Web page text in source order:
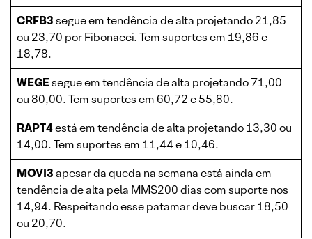
CRFB3segue em tendência de alta projetando 21,85
ou 23,70 por Fibonacci. Tem suportes em 19,86 e
18,78.
WEGEsegue em tendência de alta projetando 71,00
ou 80,00. Tem suportes em 60,72 e 55,80.
RAPT4está em tendência de alta projetando 13,30 ou
14,00. Tem suportes em 11,44 e 10,46.
MOVI3apesar da queda na semana está ainda em
tendência de alta pela MMS200 dias com suporte nos
14,94. Respeitando esse patamar deve buscar 18,50
ou 20,70.